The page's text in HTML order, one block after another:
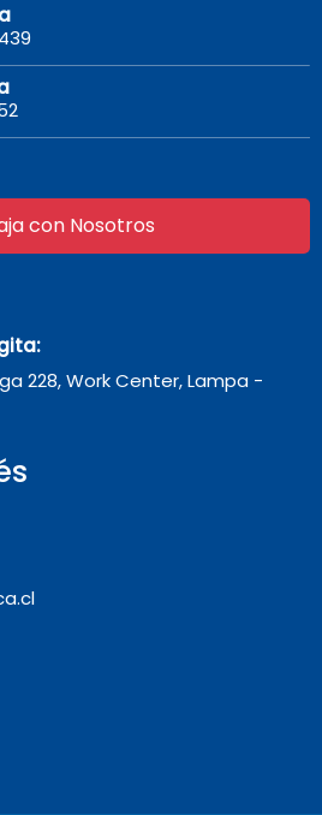
con Nosotros
228, Work Center, Lampa -